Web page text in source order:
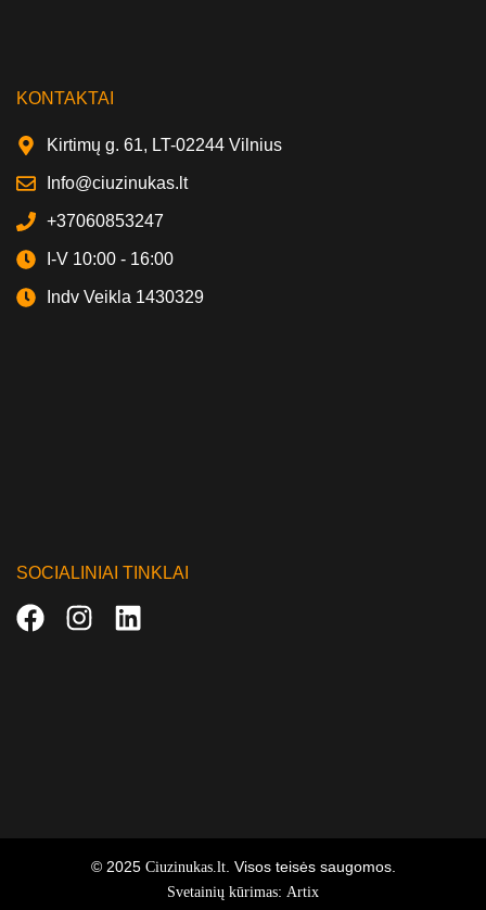
KONTAKTAI
Kirtimų g. 61, LT-02244 Vilnius
Info@ciuzinukas.lt
+37060853247
I-V 10:00 - 16:00
Indv Veikla 1430329
SOCIALINIAI TINKLAI
© 2025 Ciuzinukas.lt. Visos teisės saugomos.
Svetainių kūrimas: Artix